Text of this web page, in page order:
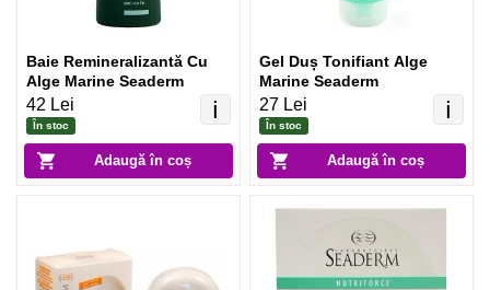
Adaugă în coș
ℹ️
Baie Remineralizantă Cu
Alge Marine Seaderm
42 Lei
În stoc
Adaugă în coș
ℹ️
Gel Duș Tonifiant Alge
Marine Seaderm
27 Lei
În stoc